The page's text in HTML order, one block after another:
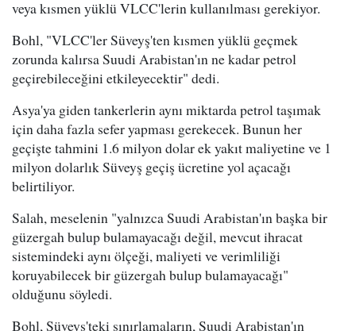
veya kısmen yüklü VLCC'lerin kullanılması gerekiyor.
Bohl, "VLCC'ler Süveyş'ten kısmen yüklü geçmek
zorunda kalırsa Suudi Arabistan'ın ne kadar petrol
geçirebileceğini etkileyecektir" dedi.
Asya'ya giden tankerlerin aynı miktarda petrol taşımak
için daha fazla sefer yapması gerekecek. Bunun her
geçişte tahmini 1.6 milyon dolar ek yakıt maliyetine ve 1
milyon dolarlık Süveyş geçiş ücretine yol açacağı
belirtiliyor.
Salah, meselenin "yalnızca Suudi Arabistan'ın başka bir
güzergah bulup bulamayacağı değil, mevcut ihracat
sistemindeki aynı ölçeği, maliyeti ve verimliliği
koruyabilecek bir güzergah bulup bulamayacağı"
olduğunu söyledi.
Bohl, Süveyş'teki sınırlamaların, Suudi Arabistan'ın